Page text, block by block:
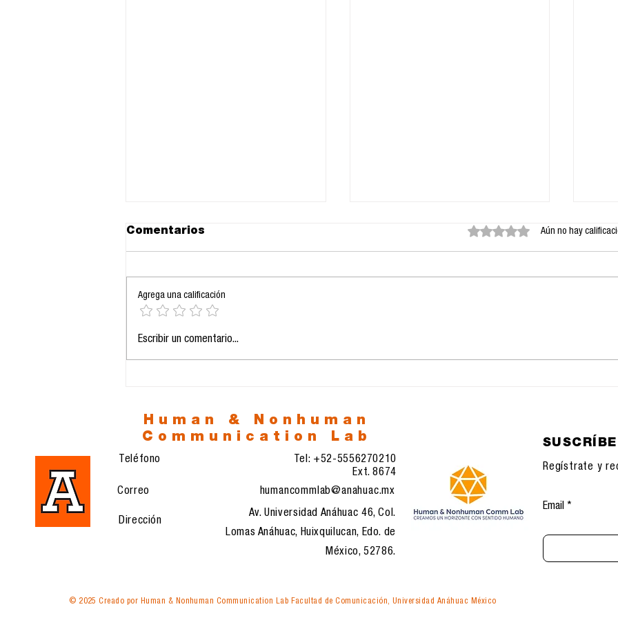
La prolongación de la
Comentarios Obtuvo 0 de 5 estrellas.
Aún no hay
Agrega una calificación
Escribir un comentario...
Human & Nonhuman
Communication Lab
Teléfono
Tel: +52-5556270210
Ext. 8674
humancommlab@anahuac.mx
Av. Universidad Anáhuac 46, Col.
Lomas Anáhuac, Huixquilucan, Edo. de
México, 52786.
Correo
Dirección
Regístrate y
Email
© 2025 Creado por Human & Nonhuman Communication Lab Facultad de Comunicación, Universidad Anáhuac México